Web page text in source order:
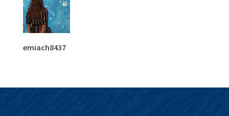
emiach8437